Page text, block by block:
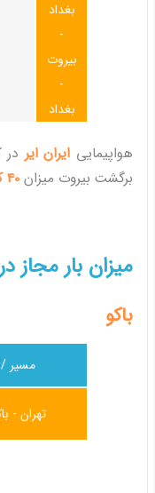
بغداد
-
بیروت
-
بغداد
هواپیمایی ایران ایر
برگشت بیروت میزان 40 کیلوگرم
میزان بار مجاز
باکو
مسیر /
تهران -